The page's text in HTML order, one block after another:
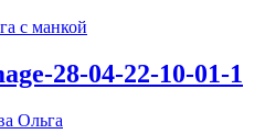
с манкой
28-04-22-10-01-1
Ольга